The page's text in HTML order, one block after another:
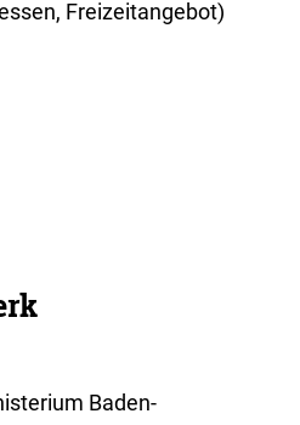
Freizeitangebot)
Baden-